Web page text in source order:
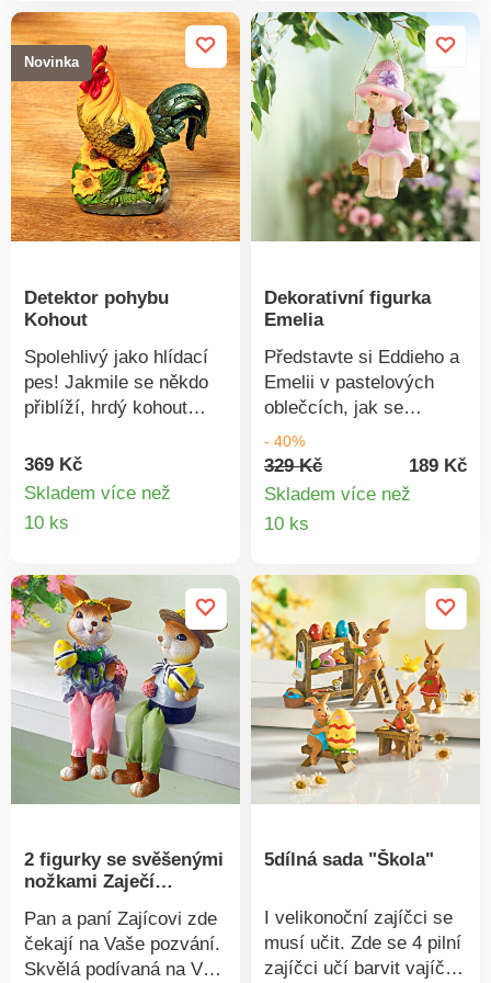
Novinka
Detektor pohybu
Kohout
Spolehlivý jako hlídací
pes! Jakmile se někdo
přiblíží, hrdý kohout
radosti návštěvníků,
avšak zastraší nezvané
dekoraci, ne o hračku.
baterií LR44. Provoz na
baterie. Pozor! Pouze
dekorace, nejedná se o
hračku!
369 Kč
Skladem více než
10 ks
Dekorativní figurka
Emelia
Představte si Eddieho a
Emelii v pastelových
oblečcích, jak se
houpou na Vaší
pokojové rostlině nebo
na větvi venku. Nebo jak
parapetu. Rozkošný
Emelii v růžovém
oblečku, jak se
spokojeně houpe na
Vaší pokojové rostlině
nebo na větvi venku.
Nebo sedí na Vašem
parapetu a každý den
Vás obdarovávají svým
okouzlujícím úsměvem.
- 40%
329 Kč
189 Kč
Skladem více než
10 ks
2 figurky se svěšenými
nožkami Zaječí
Pan a paní Zajícovi zde
čekají na Vaše pozvání.
Skvělá podívaná na Váš
5dílná sada "Škola"
I velikonoční zajíčci se
musí učit. Zde se 4 pilní
zajíčci učí barvit vajíčka